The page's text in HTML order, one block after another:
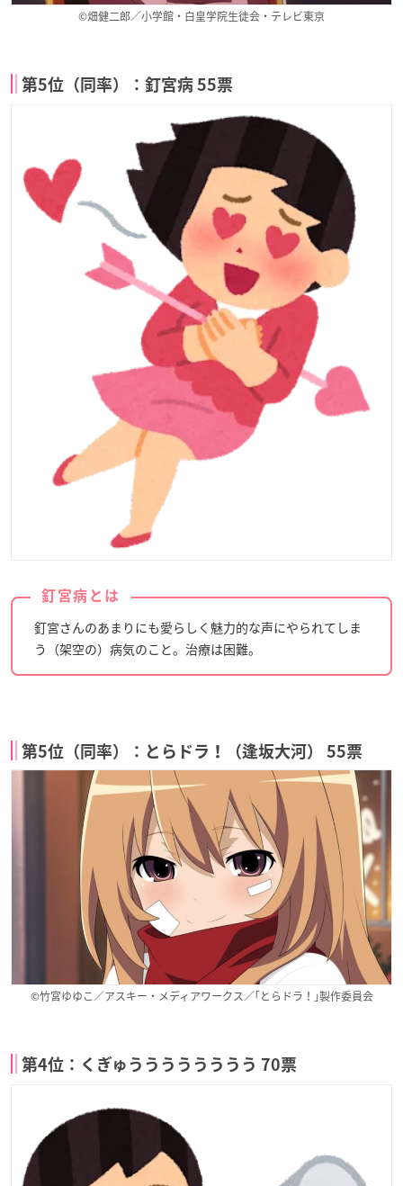
©畑健二郎／小学館・白皇学院生徒会・テレビ東京
第5位（同率）：釘宮病 55票
釘宮病とは
釘宮さんのあまりにも愛らしく魅力的な声にやられてしま
う（架空の）病気のこと。治療は困難。
第5位（同率）：とらドラ！（逢坂大河） 55票
©竹宮ゆゆこ／アスキー・メディアワークス／｢とらドラ！｣製作委員会
第4位：くぎゅうううううううう 70票